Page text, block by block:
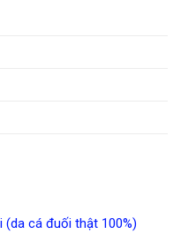
cá đuối thật 100%)